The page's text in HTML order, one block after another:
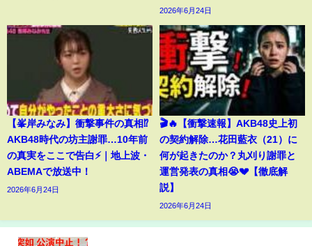
2026年6月24日
【峯岸みなみ】衝撃事件の真相⁉️
AKB48時代の坊主謝罪…10年前
の真実をここで告白⚡️｜地上波・
ABEMAで放送中！
2026年6月24日
🎬🔥【衝撃速報】AKB48史上初
の契約解除…花田藍衣（21）に
何が起きたのか？丸刈り謝罪と
運営発表の真相😭💔【徹底解
説】
2026年6月24日